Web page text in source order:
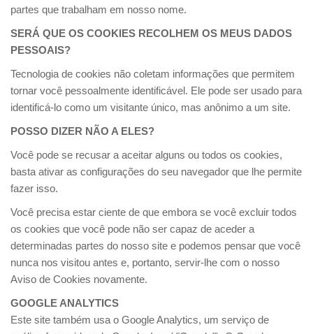
partes que trabalham em nosso nome.
SERÁ QUE OS COOKIES RECOLHEM OS MEUS DADOS
PESSOAIS?
Tecnologia de cookies não coletam informações que permitem
tornar você pessoalmente identificável. Ele pode ser usado para
identificá-lo como um visitante único, mas anônimo a um site.
POSSO DIZER NÃO A ELES?
Você pode se recusar a aceitar alguns ou todos os cookies,
basta ativar as configurações do seu navegador que lhe permite
fazer isso.
Você precisa estar ciente de que embora se você excluir todos
os cookies que você pode não ser capaz de aceder a
determinadas partes do nosso site e podemos pensar que você
nunca nos visitou antes e, portanto, servir-lhe com o nosso
Aviso de Cookies novamente.
GOOGLE ANALYTICS
Este site também usa o Google Analytics, um serviço de